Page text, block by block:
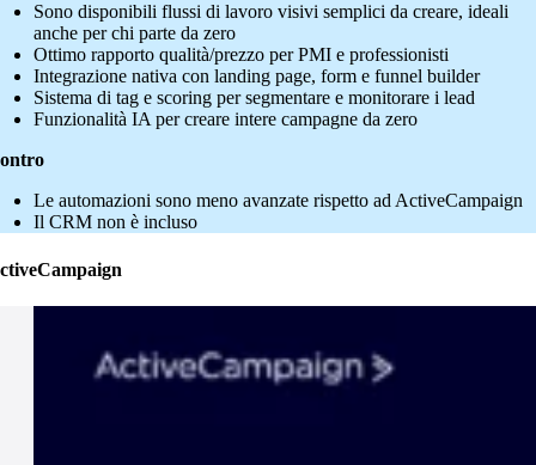
Sono disponibili flussi di lavoro visivi semplici da creare, ideali
anche per chi parte da zero
Ottimo rapporto qualità/prezzo per PMI e professionisti
Integrazione nativa con landing page, form e funnel builder
Sistema di tag e scoring per segmentare e monitorare i lead
Funzionalità IA per creare intere campagne da zero
Le automazioni sono meno avanzate rispetto ad ActiveCampaign
Il CRM non è incluso